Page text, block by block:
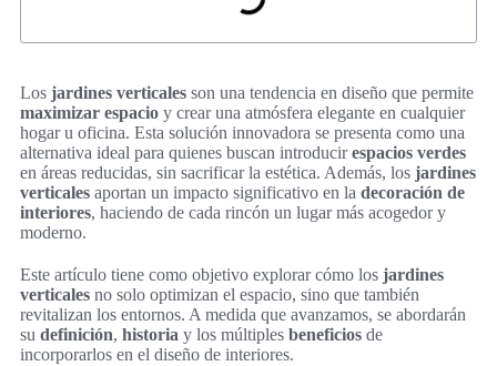
Los jardines verticales son una tendencia en diseño que permite
maximizar espacio y crear una atmósfera elegante en cualquier
hogar u oficina. Esta solución innovadora se presenta como una
alternativa ideal para quienes buscan introducirespacios verdes
en áreas reducidas, sin sacrificar la estética. Además, los jardines
verticales aportan un impacto significativo en la decoración de
interiores, haciendo de cada rincón un lugar más acogedor y
moderno.
Este artículo tiene como objetivo explorar cómo los jardines
verticales no solo optimizan el espacio, sino que también
revitalizan los entornos. A medida que avanzamos, se abordarán
su definición, historia y los múltiples beneficios de
incorporarlos en el diseño de interiores.